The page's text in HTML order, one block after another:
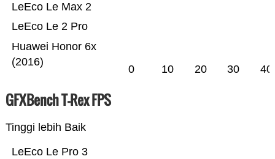
Huawei Honor 6x
(2016)
LeEco Le 2 Pro
LeEco Le Max 2
0 10 20 30 40
GFXBench T-Rex FPS
Tinggi lebih Baik
LeEco Le Pro 3